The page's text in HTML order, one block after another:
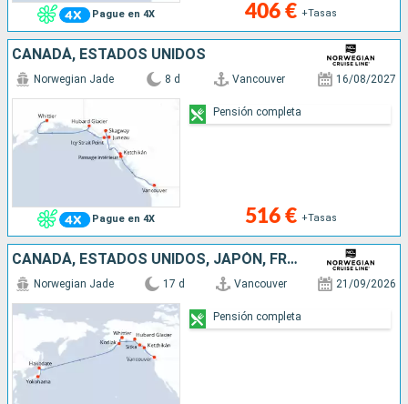
Pague en 4X 406 € +Tasas
CANADÁ, ESTADOS UNIDOS
Pague en 4X
Norwegian Jade 8 d Vancouver 16/08/2027
516 € +Tasas
Pensión completa
CANADÁ, ESTADOS UNIDOS, JAPÓN, FRANCIA
Norwegian Jade 17 d Vancouver 21/09/2026
Pensión completa